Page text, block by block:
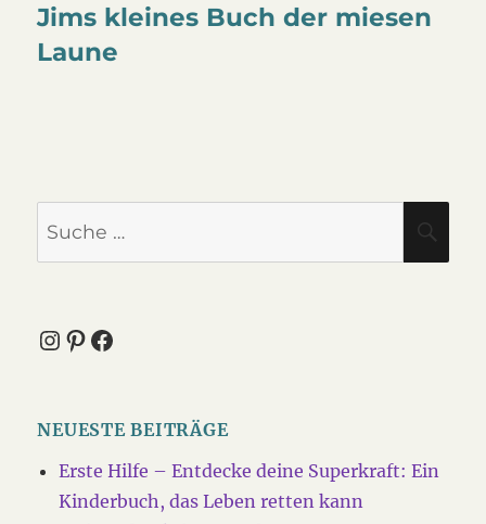
Nächster
Beitrag:
Jims kleines Buch der miesen
Laune
Instagram
Pinterest
Facebook
NEUESTE BEITRÄGE
Erste Hilfe – Entdecke deine Superkraft: Ein
Kinderbuch, das Leben retten kann